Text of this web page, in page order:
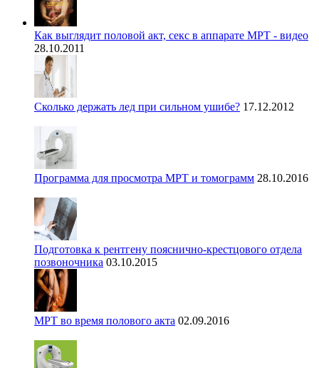
Как выглядит половой акт, секс в аппарате МРТ - видео
28.10.2011
Сколько держать лед при сильном ушибе? 17.12.2012
Программа для просмотра МРТ и томограмм 28.10.2016
Подготовка к рентгену пояснично-крестцового отдела
позвоночника 03.10.2015
МРТ во время полового акта 02.09.2016